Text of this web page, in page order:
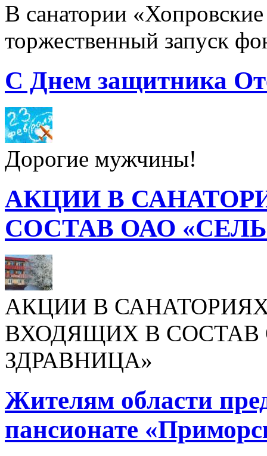
В санатории «Хопровские
торжественный запуск
С Днем защитника
Дорогие мужчины!
АКЦИИ В
СОСТАВ ОАО
АКЦИИ В
ВХОДЯЩИХ В СОСТАВ
ЗДРАВНИЦА»
Жителям области
пансионате